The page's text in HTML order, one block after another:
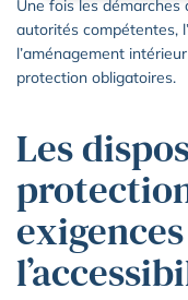
Une fois les
autorités compétentes,
l’aménagement
protection obligatoires.
Les